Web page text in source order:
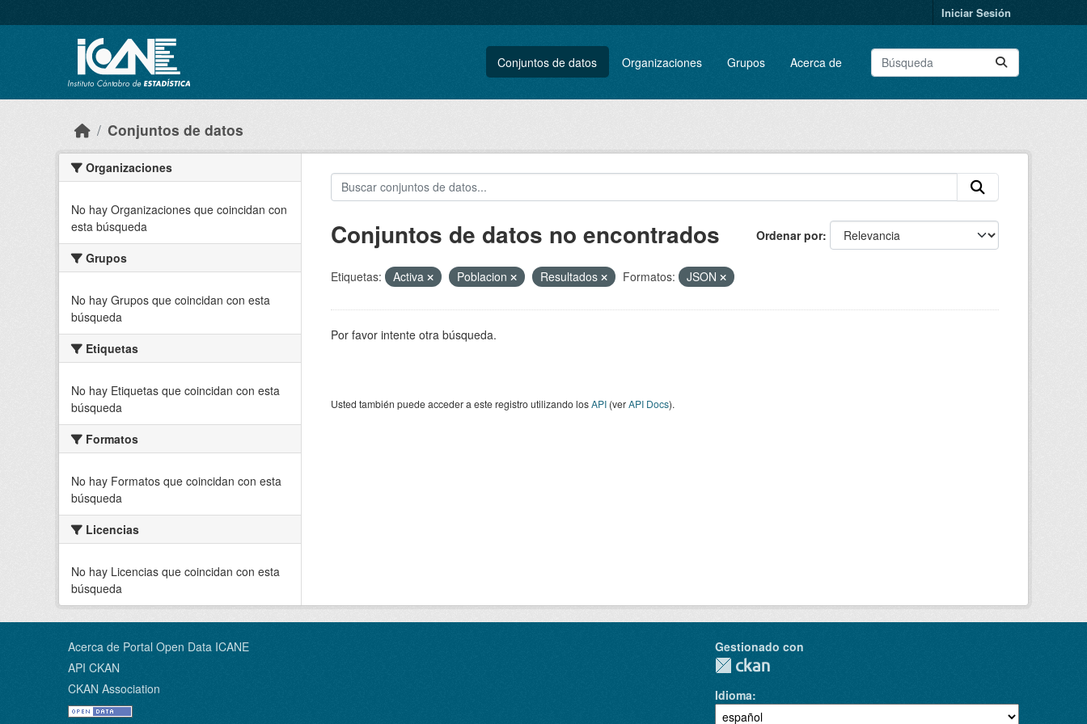
Iniciar Sesión
Conjuntos de datos Organizaciones Grupos Acerca de
Conjuntos de datos
Organizaciones
No hay Organizaciones que coincidan con
esta búsqueda
Grupos
No hay Grupos que coincidan con esta
búsqueda
Etiquetas
No hay Etiquetas que coincidan con esta
búsqueda
Formatos
No hay Formatos que coincidan con esta
búsqueda
Licencias
No hay Licencias que coincidan con esta
búsqueda
Ordenar por
Conjuntos de datos no encontrados
Etiquetas: Activa Poblacion Resultados Formatos: JSON
Por favor intente otra búsqueda.
Usted también puede acceder a este registro utilizando losAPI(verAPI Docs).
Acerca de Portal Open Data ICANE
API CKAN
CKAN Association
Gestionado con
Idioma